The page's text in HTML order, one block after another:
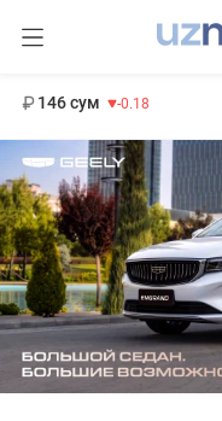
146 сум -0.18